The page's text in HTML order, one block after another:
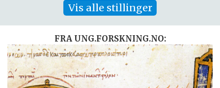
Vis alle stillinger
FRA UNG.FORSKNING.NO: